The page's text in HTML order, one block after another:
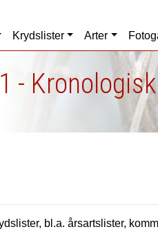
Krydslister Arter
- Kronologisk
bl.a. årsartslister,